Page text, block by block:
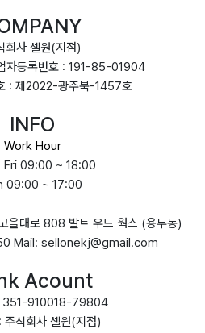
회사 셀원(지점)
자등록번호 : 191-85-01904
: 제2022-광주북-1457호
INFO
Work Hour
Fri 09:00 ~ 18:00
09:00 ~ 17:00
을대로 808 발트 우드 웍스 (용두동)
Mail: sellonekj@gmail.com
Acount
351-910018-79804
주식회사 셀원(지점)